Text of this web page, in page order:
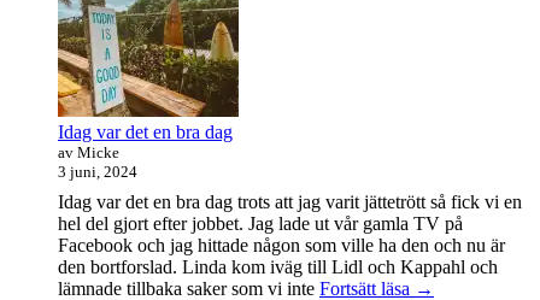
Idag var det en bra dag
av Micke
3 juni, 2024
Idag var det en bra dag trots att jag varit jättetrött så fick vi en
hel del gjort efter jobbet. Jag lade ut vår gamla TV på
Facebook och jag hittade någon som ville ha den och nu är
den bortforslad. Linda kom iväg till Lidl och Kappahl och
lämnade tillbaka saker som vi inte Fortsätt läsa Idag
→